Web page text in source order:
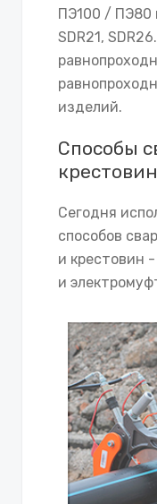
ПЭ100 / ПЭ80 в
SDR21,
изделий.
Способы
крестовин
Сегодня
способов
и крестовин
и